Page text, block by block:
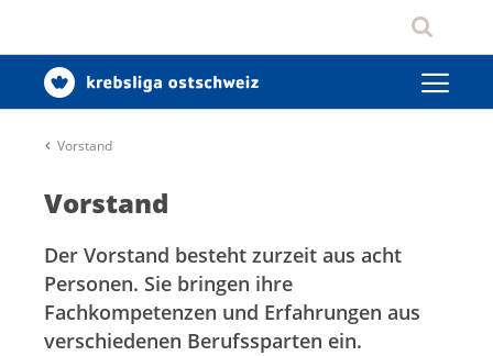
Vorstand
Vorstand
Der Vorstand besteht zurzeit aus acht
Personen. Sie bringen ihre
Fachkompetenzen und Erfahrungen aus
verschiedenen Berufssparten ein.